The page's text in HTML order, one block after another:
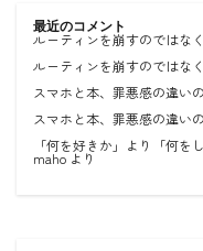
最近のコメント
ルーティンを崩すのではな
ルーティンを崩すのではな
スマホと本、罪悪感の違い
スマホと本、罪悪感の違い
「何を好きか」より「何
mahoより